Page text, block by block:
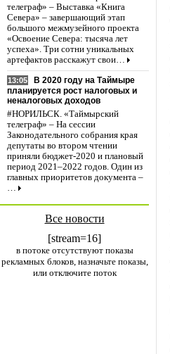
телеграф» – Выставка «Книга
Севера» – завершающий этап
большого межмузейного проекта
«Освоение Севера: тысяча лет
успеха». Три сотни уникальных
артефактов расскажут свои…
13:05
В 2020 году на Таймыре
планируется рост налоговых и
неналоговых доходов
#НОРИЛЬСК. «Таймырский
телеграф» – На сессии
Законодательного собрания края
депутаты во втором чтении
приняли бюджет-2020 и плановый
период 2021–2022 годов. Один из
главных приоритетов документа –
…
Все новости
[stream=16]
в потоке отсутствуют показы
рекламных блоков, назначьте показы,
или отключите поток